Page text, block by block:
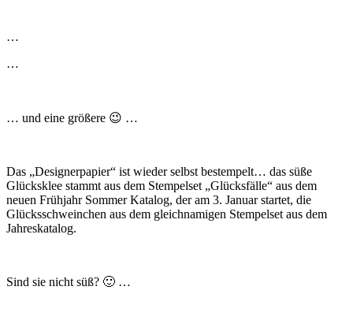
…
…
… und eine größere 😉 …
Das „Designerpapier“ ist wieder selbst bestempelt… das süße
Glücksklee stammt aus dem Stempelset „Glücksfälle“ aus dem
neuen Frühjahr Sommer Katalog, der am 3. Januar startet, die
Glücksschweinchen aus dem gleichnamigen Stempelset aus dem
Jahreskatalog.
Sind sie nicht süß? 🙂 …